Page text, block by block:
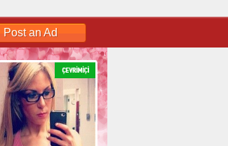
Post an Ad